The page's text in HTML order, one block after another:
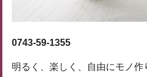
0743-59-1355
明るく、楽しく、自由にモノ